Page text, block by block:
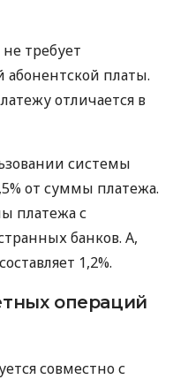
требует
платы.
отличается в
системы
от суммы платежа.
платежа с
банков. А,
1,2%.
операций
совместно с